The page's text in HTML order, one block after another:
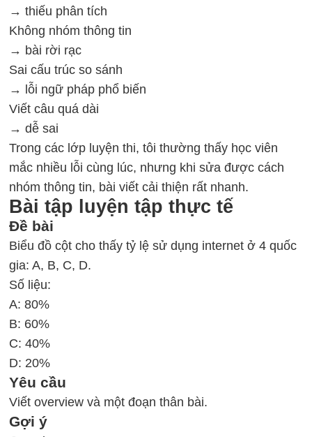
→ thiếu phân tích
Không nhóm thông tin
→ bài rời rạc
Sai cấu trúc so sánh
→ lỗi ngữ pháp phổ biến
Viết câu quá dài
→ dễ sai
Trong các lớp luyện thi, tôi thường thấy học viên
mắc nhiều lỗi cùng lúc, nhưng khi sửa được cách
nhóm thông tin, bài viết cải thiện rất nhanh.
Bài tập luyện tập thực tế
Đề bài
Biểu đồ cột cho thấy tỷ lệ sử dụng internet ở 4 quốc
gia: A, B, C, D.
Số liệu:
A: 80%
B: 60%
C: 40%
D: 20%
Yêu cầu
Viết overview và một đoạn thân bài.
Gợi ý